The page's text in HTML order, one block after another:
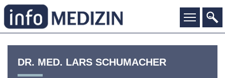
DR. MED. LARS SCHUMACHER